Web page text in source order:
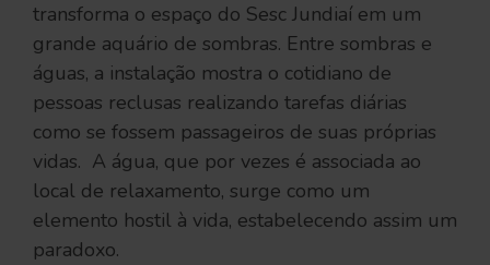
transforma o espaço do Sesc Jundiaí em um
grande aquário de sombras. Entre sombras e
águas, a instalação mostra o cotidiano de
pessoas reclusas realizando tarefas diárias
como se fossem passageiros de suas próprias
vidas. A água, que por vezes é associada ao
local de relaxamento, surge como um
elemento hostil à vida, estabelecendo assim um
paradoxo.